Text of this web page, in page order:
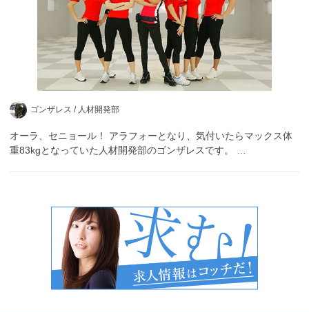
ゴンザレス / 人材開発部
オーラ、セニョール！ アラフォーとなり、気付いたらマックス体
重83kgとなっていた人材開発部のゴンザレスです。 …